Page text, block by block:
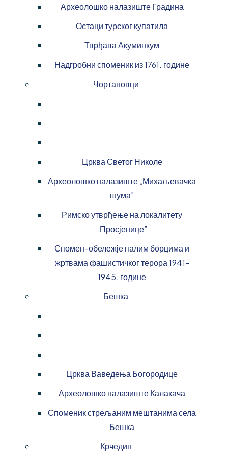
Археолошко налазиште Градина
Остаци турског купатила
Тврђава Акуминкум
Надгробни споменик из 1761. године
Чортановци
Црква Светог Николе
Археолошко налазиште „Михаљевачка
шума”
Римско утврђење на локалитету
„Просјенице”
Спомен-обележје палим борцима и
жртвама фашистичког терора 1941-
1945. године
Бешка
Црква Ваведења Богородице
Археолошко налазиште Калакача
Споменик стрељаним мештанима села
Бешка
Крчедин